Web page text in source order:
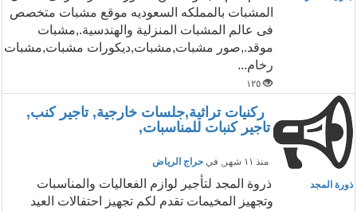
المشبات بالمملكه السعوديه موقع مشبات متخصص
فى عالم المشبات المنزلية والهندسية.,مشبات
موقد.,صور مشبات,مشبات,ديكورات مشبات,مشبات
رخام...
١٢٥
ركنيات تراثية,جلسات خارجية, تاجير كنب,
تاجير كنبات للمناسبات,
منذ ١١ شهر , في حراج الرياض
ذورة المجد
ذروة المجد لتأجير لوازم الفعاليات والمناسبات
وتجهيز المخيمات تقدم لكم تجهيز احتفالات العيد